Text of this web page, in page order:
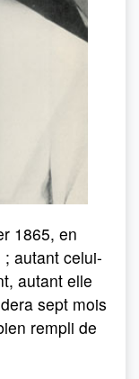
1865, en
; autant celui-
autant elle
sept mois
rempli de